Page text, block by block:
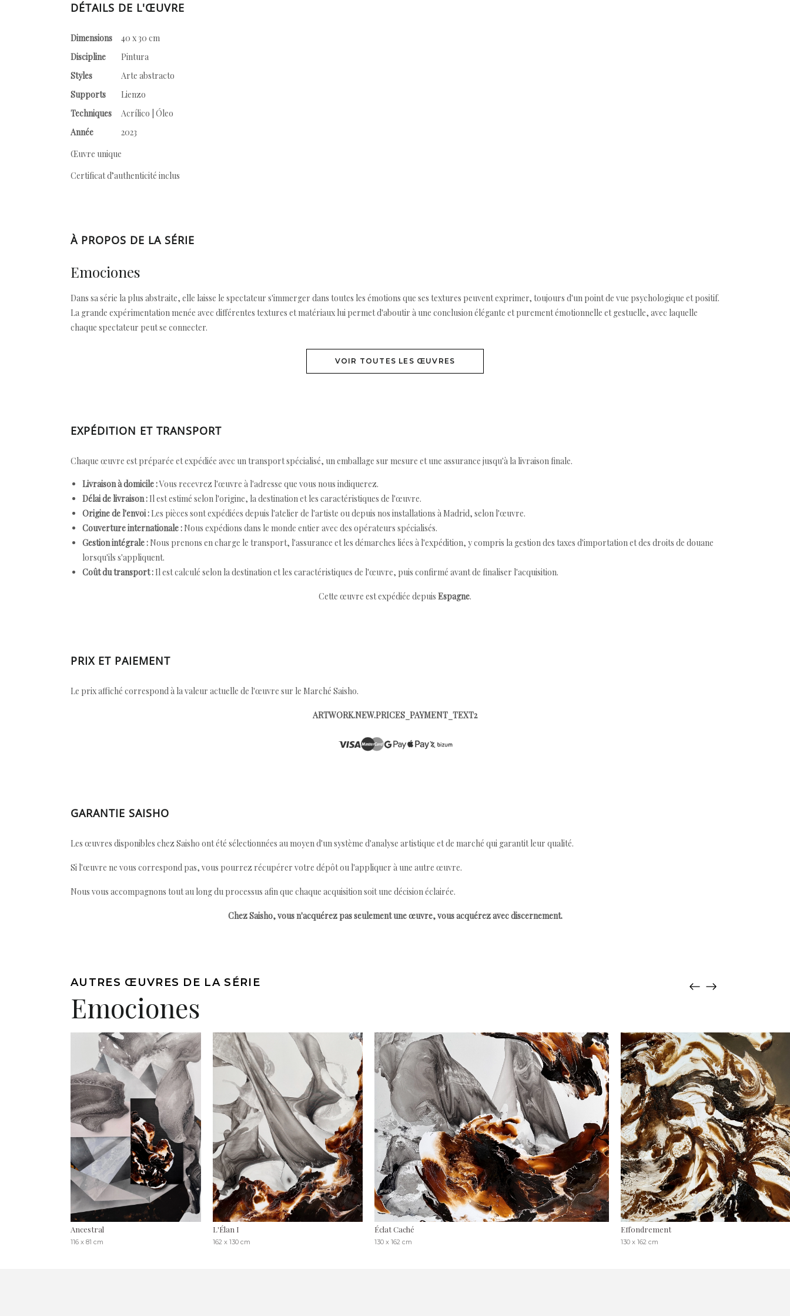
DÉTAILS DE L'ŒUVRE
Dimensions
40 x 30 cm
Discipline
Pintura
Styles
Arte abstracto
Supports
Lienzo
Techniques
Acrílico | Óleo
Année
2023
Œuvre unique
Certificat d’authenticité inclus
À PROPOS DE LA SÉRIE
Emociones
Dans sa série la plus abstraite, elle laisse le spectateur s'immerger dans toutes les émotions que ses textures peuvent exprimer, toujours d'un point de vue psychologique et positif.
La grande expérimentation menée avec différentes textures et matériaux lui permet d'aboutir à une conclusion élégante et purement émotionnelle et gestuelle, avec laquelle
chaque spectateur peut se connecter.
VOIR TOUTES LES ŒUVRES
EXPÉDITION ET TRANSPORT
Chaque œuvre est préparée et expédiée avec un transport spécialisé, un emballage sur mesure et une assurance jusqu'à la livraison finale.
Livraison à domicile :Vous recevrez l'œuvre à l'adresse que vous nous indiquerez.
Délai de livraison : Il est estimé selon l'origine, la destination et les caractéristiques de l'œuvre.
Origine de l'envoi : Les pièces sont expédiées depuis l'atelier de l'artiste ou depuis nos installations à Madrid, selon l'œuvre.
Couverture internationale : Nous expédions dans le monde entier avec des opérateurs spécialisés.
Gestion intégrale : Nous prenons en charge le transport, l'assurance et les démarches liées à l'expédition, y compris la gestion des taxes d'importation et des droits de douane
lorsqu'ils s'appliquent.
Coût du transport : Il est calculé selon la destination et les caractéristiques de l'œuvre, puis confirmé avant de finaliser l'acquisition.
Cette œuvre est expédiée depuis Espagne.
PRIX ET PAIEMENT
Le prix affiché correspond à la valeur actuelle de l'œuvre sur le Marché Saisho.
ARTWORK.NEW.PRICES_PAYMENT_TEXT2
GARANTIE SAISHO
Les œuvres disponibles chez Saisho ont été sélectionnées au moyen d'un système d'analyse artistique et de marché qui garantit leur qualité.
Si l'œuvre ne vous correspond pas, vous pourrez récupérer votre dépôt ou l'appliquer à une autre œuvre.
Nous vous accompagnons tout au long du processus afin que chaque acquisition soit une décision éclairée.
Chez Saisho, vous n'acquérez pas seulement une œuvre, vous acquérez avec discernement.
AUTRES ŒUVRES DE LA SÉRIE
Emociones
Ancestral
116 x 81 cm
L'Élan I
162 x 130 cm
Éclat Caché
130 x 162 cm
Effondrement
130 x 162 cm